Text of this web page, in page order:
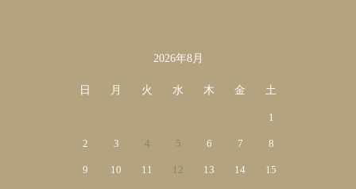
2026年8月
日 月 火 水 木 金 土
1
2 3 4 5 6 7 8
9 10 11 12 13 14 15